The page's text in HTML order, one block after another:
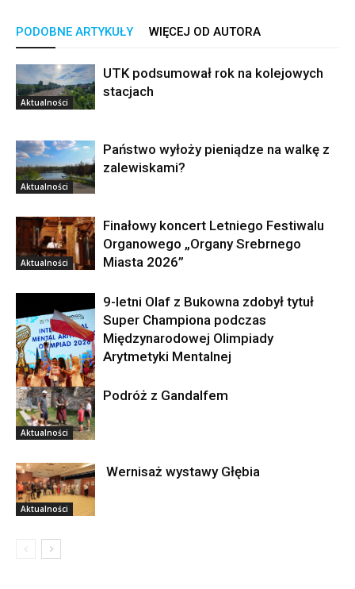
PODOBNE ARTYKUŁY WIĘCEJ OD AUTORA
Aktualności
UTK podsumował rok na kolejowych
stacjach
Aktualności
Państwo wyłoży pieniądze na walkę z
zalewiskami?
Aktualności
Finałowy koncert Letniego Festiwalu
Organowego „Organy Srebrnego
Miasta 2026”
Aktualności
9-letni Olaf z Bukowna zdobył tytuł
Super Championa podczas
Międzynarodowej Olimpiady
Arytmetyki Mentalnej
Aktualności
Podróż z Gandalfem
Aktualności
Wernisaż wystawy Głębia